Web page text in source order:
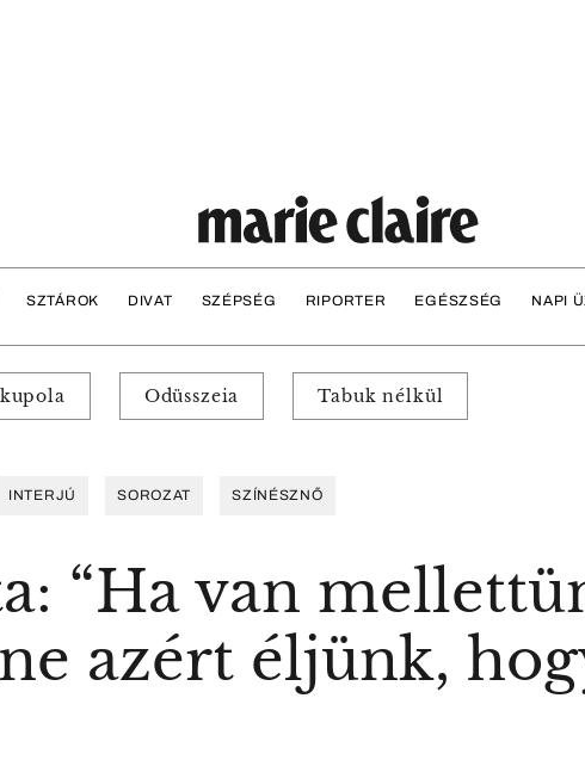
SZTÁROK DIVAT SZÉPSÉG RIPORTER EGÉSZSÉG NAPI
Odüsszeia Tabuk nélkül
INTERJÚ SOROZAT SZÍNÉSZNŐ
“Ha van
azért éljünk,